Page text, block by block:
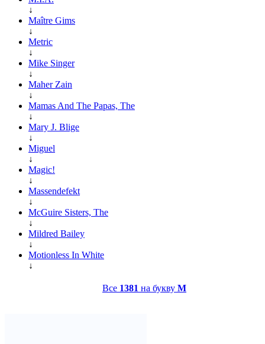
↓
Maître Gims
↓
Metric
↓
Mike Singer
↓
Maher Zain
↓
Mamas And The Papas, The
↓
Mary J. Blige
↓
Miguel
↓
Magic!
↓
Massendefekt
↓
McGuire Sisters, The
↓
Mildred Bailey
↓
Motionless In White
↓
Все 1381 на букву M